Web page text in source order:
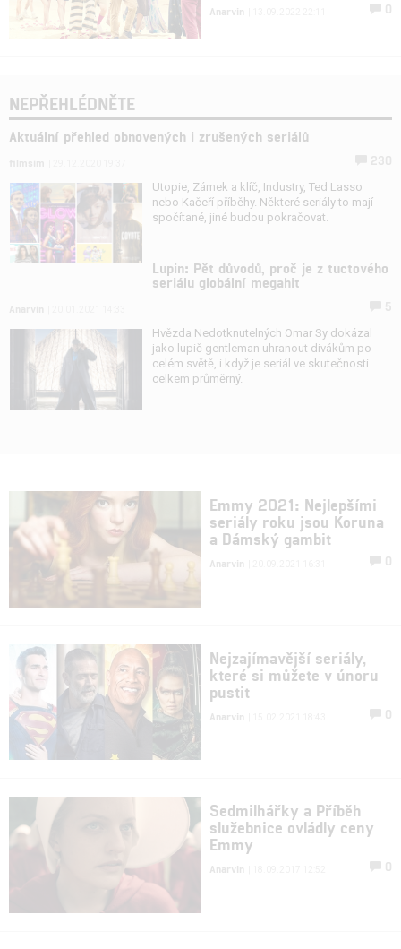
Anarvin 0
NEPŘEHLÉDNĚTE
Aktuální přehled obnovených i zrušených seriálů
Utopie, Zámek a klíč, Industry, Ted Lasso
nebo Kačeří příběhy. Některé seriály to mají
spočítané, jiné budou pokračovat.
Lupin: Pět důvodů, proč je z tuctového
seriálu globální megahit
Hvězda Nedotknutelných Omar Sy dokázal
jako lupič gentleman uhranout divákům po
celém světě, i když je seriál ve skutečnosti
celkem průměrný.
Emmy 2021: Nejlepšími
seriály roku jsou Koruna
a Dámský gambit
Anarvin 0
Nejzajímavější seriály,
které si můžete v únoru
pustit
Anarvin 0
Sedmilhářky a Příběh
služebnice ovládly ceny
Emmy
Anarvin 0